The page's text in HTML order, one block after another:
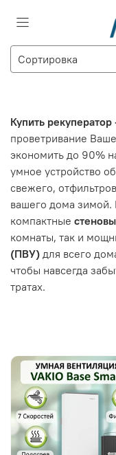
Купить рекуператор
проветривание
экономить до 90%
умное устройство
свежего,
вашего дома зимой.
компактные
комнаты, так и
(ПВУ) для всего
чтобы навсегда
тратах.